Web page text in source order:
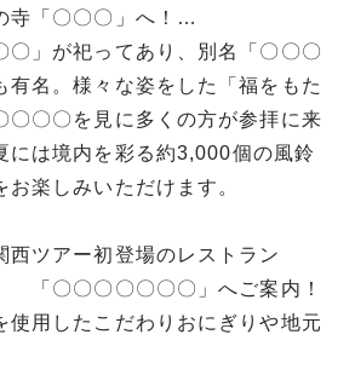
寺「〇〇〇」へ！…
〇」が祀ってあり、別名「〇〇〇
有名。様々な姿をした「福をもた
〇〇〇を見に多くの方が参拝に来
には境内を彩る約3,000個の風鈴
楽しみいただけます。
ツアー初登場のレストラン
〇〇〇」へご案内！
使用したこだわりおにぎりや地元